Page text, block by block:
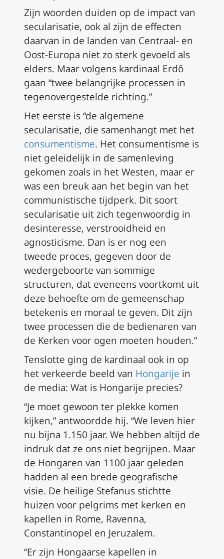
Zijn woorden duiden op de impact van
secularisatie, ook al zijn de effecten
daarvan in de landen van Centraal- en
Oost-Europa niet zo sterk gevoeld als
elders. Maar volgens kardinaal Erdő
gaan “twee belangrijke processen in
tegenovergestelde richting.”
Het eerste is “de algemene
secularisatie, die samenhangt met het
consumentisme. Het consumentisme is
niet geleidelijk in de samenleving
gekomen zoals in het Westen, maar er
was een breuk aan het begin van het
communistische tijdperk. Dit soort
secularisatie uit zich tegenwoordig in
desinteresse, verstrooidheid en
agnosticisme. Dan is er nog een
tweede proces, gegeven door de
wedergeboorte van sommige
structuren, dat eveneens voortkomt uit
deze behoefte om de gemeenschap
betekenis en moraal te geven. Dit zijn
twee processen die de bedienaren van
de Kerken voor ogen moeten houden.”
Tenslotte ging de kardinaal ook in op
het verkeerde beeld van Hongarije in
de media: Wat is Hongarije precies?
“Je moet gewoon ter plekke komen
kijken,” antwoordde hij. “We leven hier
nu bijna 1.150 jaar. We hebben altijd de
indruk dat ze ons niet begrijpen. Maar
de Hongaren van 1100 jaar geleden
hadden al een brede geografische
visie. De heilige Stefanus stichtte
huizen voor pelgrims met kerken en
kapellen in Rome, Ravenna,
Constantinopel en Jeruzalem.
“Er zijn Hongaarse kapellen in